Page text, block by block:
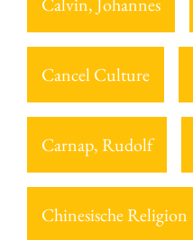
Cancel Culture
Carnap, Rudolf
Chinesische Religion